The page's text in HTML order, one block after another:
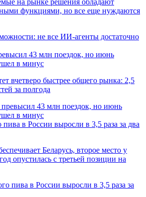
на рынке решения обладают
функциями, но все еще нуждаются
43 млн поездок, но июнь
в минус
вчетверо быстрее общего рынка: 2,5
за полгода
в России выросли в 3,5 раза за два
Беларусь, второе место у
опустилась с третьей позиции на